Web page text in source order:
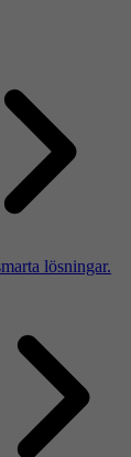
lösningar.